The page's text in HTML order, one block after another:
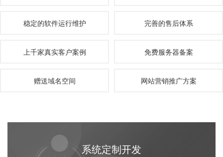
稳定的软件运行维护 完善的售后体系
上千家真实客户案例 免费服务器备案
赠送域名空间 网站营销推广方案
系统定制开发